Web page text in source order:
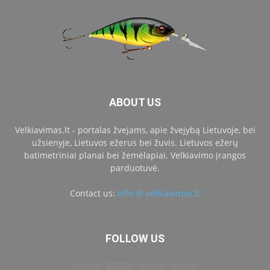
ABOUT US
Velkiavimas.lt - portalas žvejams, apie žvejybą Lietuvoje, bei
užsienyje, Lietuvos ežerus bei žuvis. Lietuvos ežerų
batimetriniai planai bei žemėlapiai. Velkiavimo įrangos
parduotuvė.
Contact us: info @ velkiavimas.lt
FOLLOW US